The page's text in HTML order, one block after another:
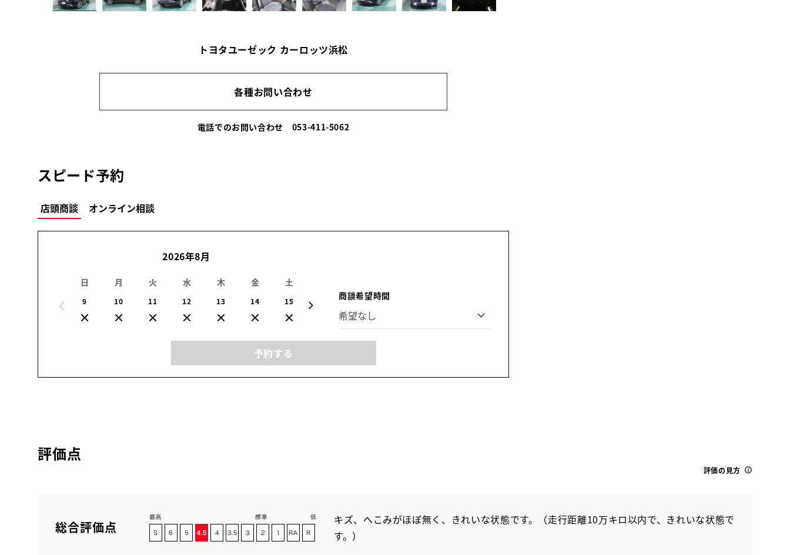
トヨタユーゼック カーロッツ浜松
各種お問い合わせ
電話でのお問い合わせ 053-411-5062
スピード予約
店頭商談 オンライン相談
2026年8月
日
9
月
10
火
11
水
12
木
13
金
14
土
15 17 18
商談希望時間
予約する
評価点
評価の見方
総合評価点
キズ、へこみがほぼ無く、きれいな状態です。（走行距離10万キロ以内で、きれいな状態で
す。）